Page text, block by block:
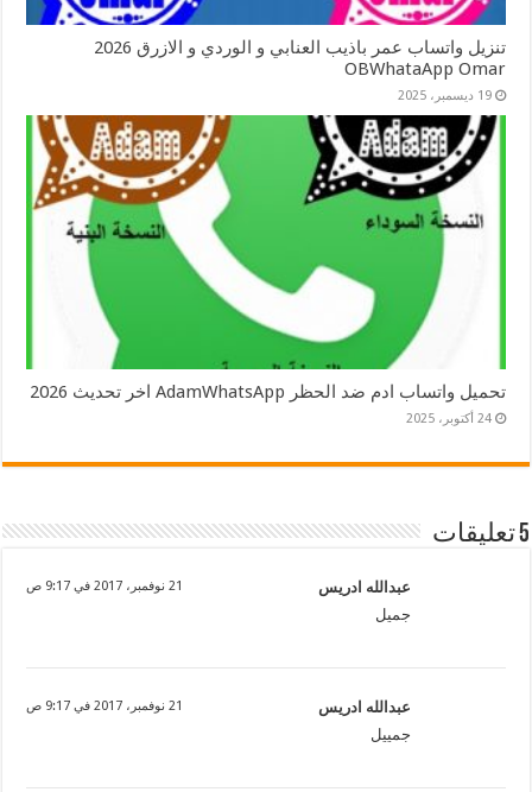
تنزيل واتساب عمر باذيب العنابي و الوردي و الازرق 2026
OBWhataApp Omar
19 ديسمبر، 2025
تحميل واتساب ادم ضد الحظر AdamWhatsApp اخر تحديث 2026
24 أكتوبر، 2025
5 تعليقات
عبدالله ادريس 21 نوفمبر، 2017 في 9:17 ص
جميل
عبدالله ادريس 21 نوفمبر، 2017 في 9:17 ص
جمييل